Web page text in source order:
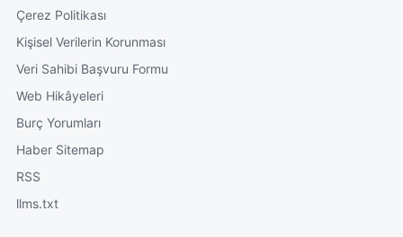
Çerez Politikası
Kişisel Verilerin Korunması
Veri Sahibi Başvuru Formu
Web Hikâyeleri
Burç Yorumları
Haber Sitemap
RSS
llms.txt